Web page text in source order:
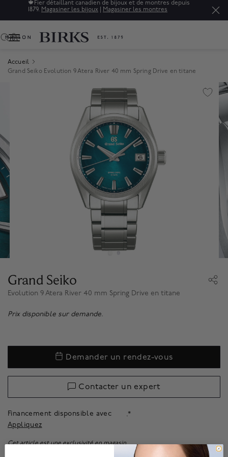
🍁 Fier détaillant canadien de bijoux et de montres depuis
1879. Magasiner les bijoux Magasiner les montres
0
Accueil
Grand Seiko Evolution 9 Atera River 40 mm Spring Drive en titane
Product Images
Grand Seiko
Evolution 9 Atera River 40 mm Spring Drive en titane
Prix disponible sur demande.
Financement disponsible avec
.*
Appliquez
Demander un rendez-vous
Contacter un expert
Cet article est une exclusivité en magasin.